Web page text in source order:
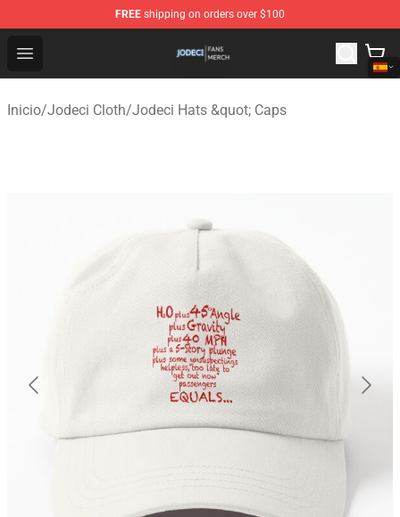
FREE shipping on orders over $100
Open menu
Jodeci Shop - Official Jodeci Merchandise Store
Inicio/Jodeci Cloth/Jodeci Hats &quot; Caps